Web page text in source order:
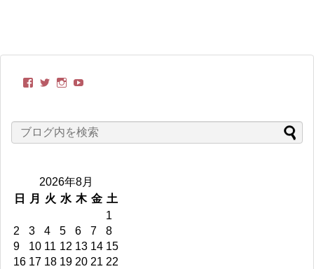
kimonobito
プ
ロ
ル
を
Facebook
表
示
itoyasuko
プ
ロ
ル
を
Twitter
表
示
kimonobito68
プ
ロ
ル
を
Instagram
表
示
の
プ
ー
ル
を
YouTube
で
表
示
2026年8月
日
月 火 水 木 金 土
1
2
3 4 5 6 7
8
9
10 11 12 13 14 15
16 17 18 19 20 21 22